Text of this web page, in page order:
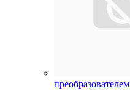
преобразователем